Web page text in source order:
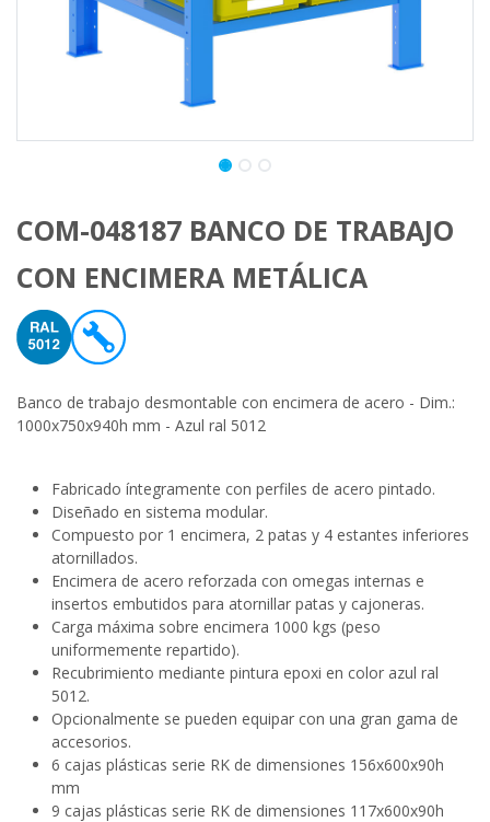
COM-048187 BANCO DE TRABAJO
CON ENCIMERA METÁLICA
Banco de trabajo desmontable con encimera de acero - Dim.:
1000x750x940h mm - Azul ral 5012
Fabricado íntegramente con perfiles de acero pintado.
Diseñado en sistema modular.
Compuesto por 1 encimera, 2 patas y 4 estantes inferiores
atornillados.
Encimera de acero reforzada con omegas internas e
insertos embutidos para atornillar patas y cajoneras.
Carga máxima sobre encimera 1000 kgs (peso
uniformemente repartido).
Recubrimiento mediante pintura epoxi en color azul ral
5012.
Opcionalmente se pueden equipar con una gran gama de
accesorios.
6 cajas plásticas serie RK de dimensiones 156x600x90h
mm
9 cajas plásticas serie RK de dimensiones 117x600x90h